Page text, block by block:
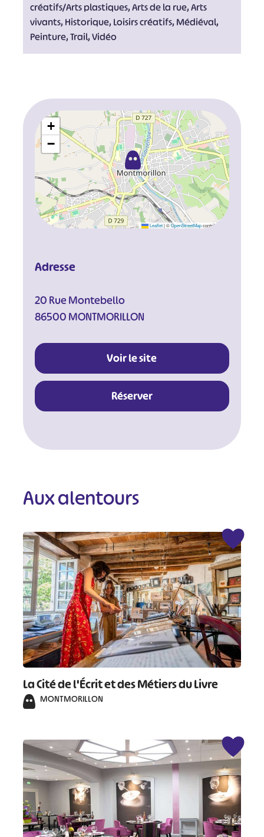
créatifs/Arts plastiques, Arts de la rue, Arts
vivants, Historique, Loisirs créatifs, Médiéval,
Peinture, Trail, Vidéo
+
−
Leaflet |©OpenStreetMapcontributors
Adresse
20 Rue Montebello
86500 MONTMORILLON
Voir le site
Réserver
Aux alentours
La Cité de l'Écrit et des Métiers du Livre
MONTMORILLON